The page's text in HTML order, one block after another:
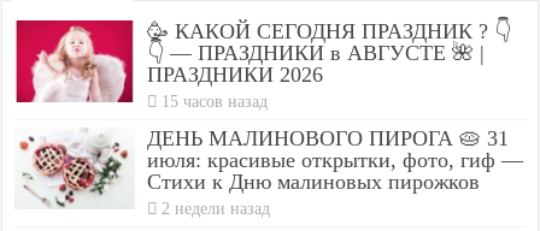
🥳 КАКОЙ СЕГОДНЯ ПРАЗДНИК ? 👇
👇 — ПРАЗДНИКИ в АВГУСТЕ 🌺 |
ПРАЗДНИКИ 2026
15 часов назад
ДЕНЬ МАЛИНОВОГО ПИРОГА 🥧 31
июля: красивые открытки, фото, гиф —
Стихи к Дню малиновых пирожков
2 недели назад